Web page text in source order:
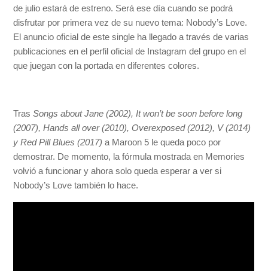
de julio estará de estreno. Será ese día cuando se podrá
disfrutar por primera vez de su nuevo tema: Nobody’s Love.
El anuncio oficial de este single ha llegado a través de varias
publicaciones en el perfil oficial de Instagram del grupo en el
que juegan con la portada en diferentes colores.
TrasSongs about Jane (2002), It won’t be soon before long
(2007), Hands all over (2010), Overexposed (2012), V (2014)
y Red Pill Blues (2017) a Maroon 5 le queda poco por
demostrar. De momento, la fórmula mostrada en Memories
volvió a funcionar y ahora solo queda esperar a ver si
Nobody’s Love también lo hace.